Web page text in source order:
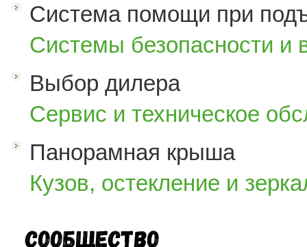
Система помощи при
Системы безопасности и
Выбор дилера
Сервис и техническое
Панорамная крыша
Кузов, остекление и